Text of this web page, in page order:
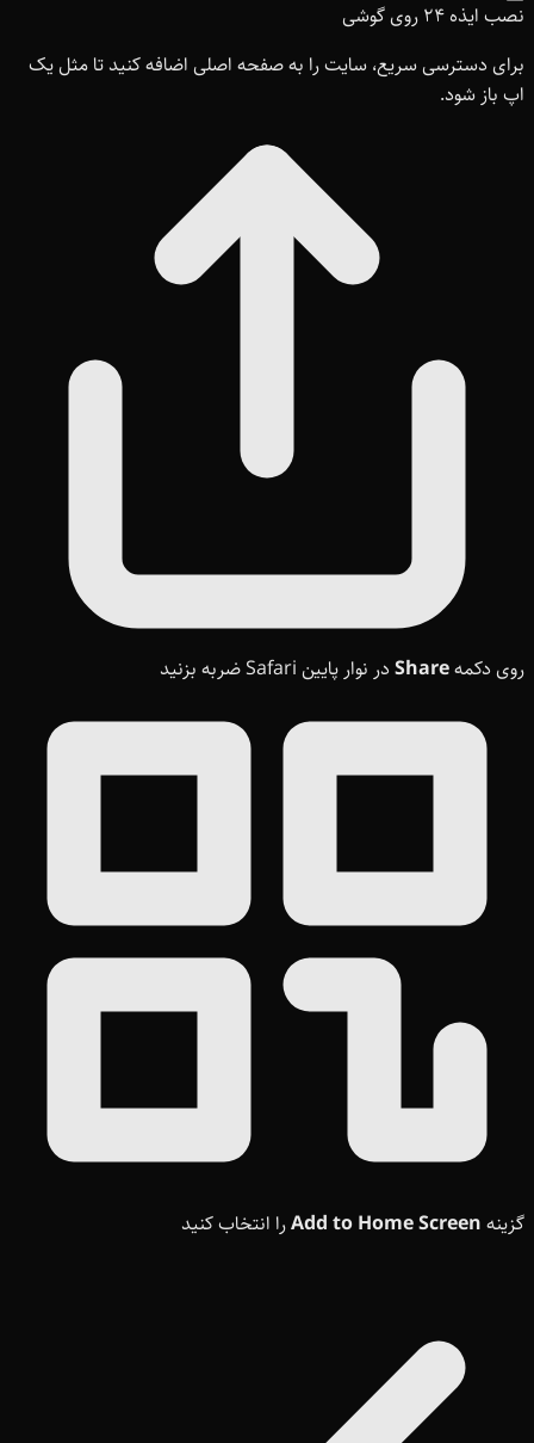
نصب ایذه ۲۴ روی گوشی
برای دسترسی سریع، سایت را به صفحه اصلی اضافه کنید تا مثل یک
اپ باز شود.
روی دکمهShare در نوار پایین Safari ضربه بزنید
گزینه Add to Home Screenرا انتخاب کنید